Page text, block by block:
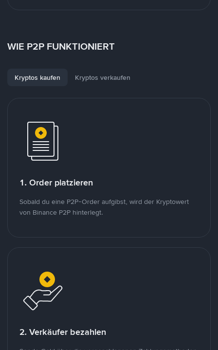
WIE P2P FUNKTIONIERT
Kryptos kaufen Kryptos verkaufen
1. Order platzieren
Sobald du eine P2P-Order aufgibst, wird der Kryptowert
von Binance P2P hinterlegt.
2. Verkäufer bezahlen